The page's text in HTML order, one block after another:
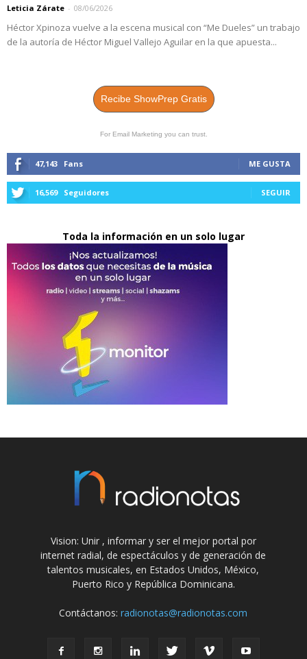
Leticia Zárate - 08/06/2026
Héctor Xpinoza vuelve a la escena musical con “Me Dueles” un trabajo
de la autoría de Héctor Miguel Vallejo Aguilar en la que apuesta...
Recibe ShowPrep Gratis
For Email Marketing you can trust.
47,143 Fans ME GUSTA
16,569 Seguidores SEGUIR
Toda la información en un solo lugar
Vision: Unir , informar y ser el mejor portal por
internet radial, de espectáculos y de generación de
talentos musicales, en Estados Unidos, México,
Puerto Rico y República Dominicana.
Contáctanos:radionotas@radionotas.com